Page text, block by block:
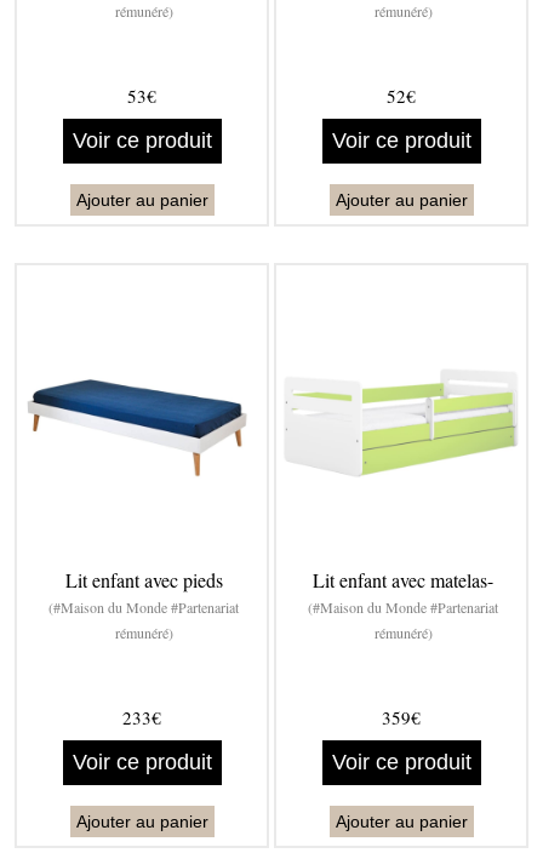
rémunéré)
53€
Voir ce produit
Ajouter au panier
rémunéré)
52€
Voir ce produit
Ajouter au panier
Lit enfant avec pieds
(#Maison du Monde #Partenariat
rémunéré)
233€
Voir ce produit
Ajouter au panier
Lit enfant avec matelas-
(#Maison du Monde #Partenariat
rémunéré)
359€
Voir ce produit
Ajouter au panier